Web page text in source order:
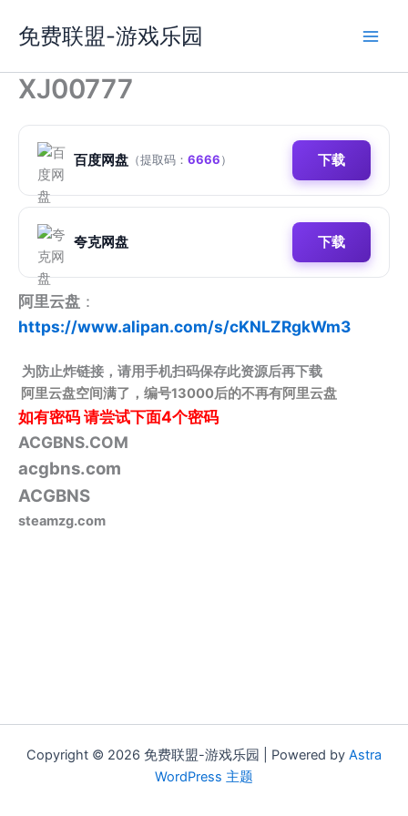
容
免费联盟-游戏乐园
XJ00777
百度网盘 （提取码： 6666） 下载
夸克网盘 下载
阿里云盘 ：
https://www.alipan.com/s/cKNLZRgkWm3
为防止炸链接，请用手机扫码保存此资源后再下载
阿里云盘空间满了，编号13000后的不再有阿里云盘
如有密码请尝试下面4个密码
ACGBNS.COM
acgbns.com
ACGBNS
steamzg.com
Copyright © 2026 免费联盟-游戏乐园 | Powered by Astra
WordPress 主题